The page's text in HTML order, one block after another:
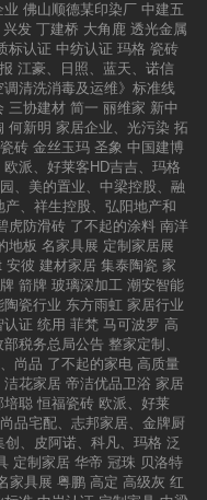
业 佛山顺德某印染厂 中建五
兴发 丁建桥 大角鹿 透光金属
标认证 中纺认证 玛格 瓷砖
江豪、日照、蓝天、诺信
调清洗消毒及运维》标准线
三协建材 简一 丽维家 新中
何新明 家居企业、光污染 拓
砖 金丝玉玛 圣象 中国建博
欧派、好莱客HD吉吉、玛格
、美的置业、中梁控股、融
、祥生控股、弘阳地产和
虎防滑砖 了不起的涂料 南洋
地板 名家具展 定制家居展
安彼 建材家居 集泰陶瓷 家
箭牌 玻璃深加工 潮安智能
陶瓷行业 东方雨虹 家居行业
认证 统用 菲梵 马可波罗 高
部税务总局公告 整家定制、
尚品 了不起的家电 高质量
洁花家居 帝洁优品卫浴 家居
培聪 恒福瓷砖 欧派、好莱
品宅配、志邦家居、金牌厨
、皮阿诺、科凡、玛格 泛
定制家居 华帝 冠珠 贝洛特
家具展 粤鹏 高定 高级灰 红